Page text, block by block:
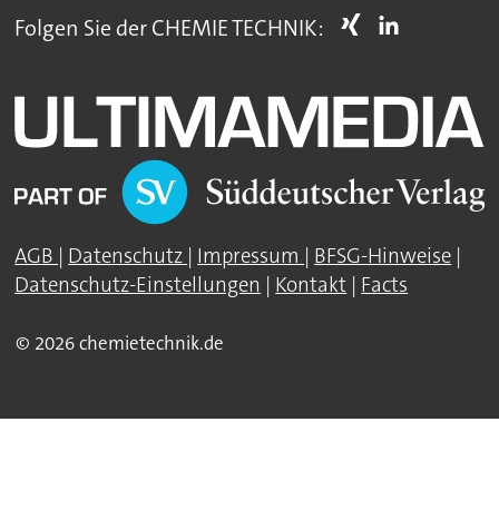
Folgen Sie der CHEMIE TECHNIK:
AGB | Datenschutz | Impressum | BFSG-Hinweise |
Datenschutz-Einstellungen | Kontakt | Facts
© 2026 chemietechnik.de